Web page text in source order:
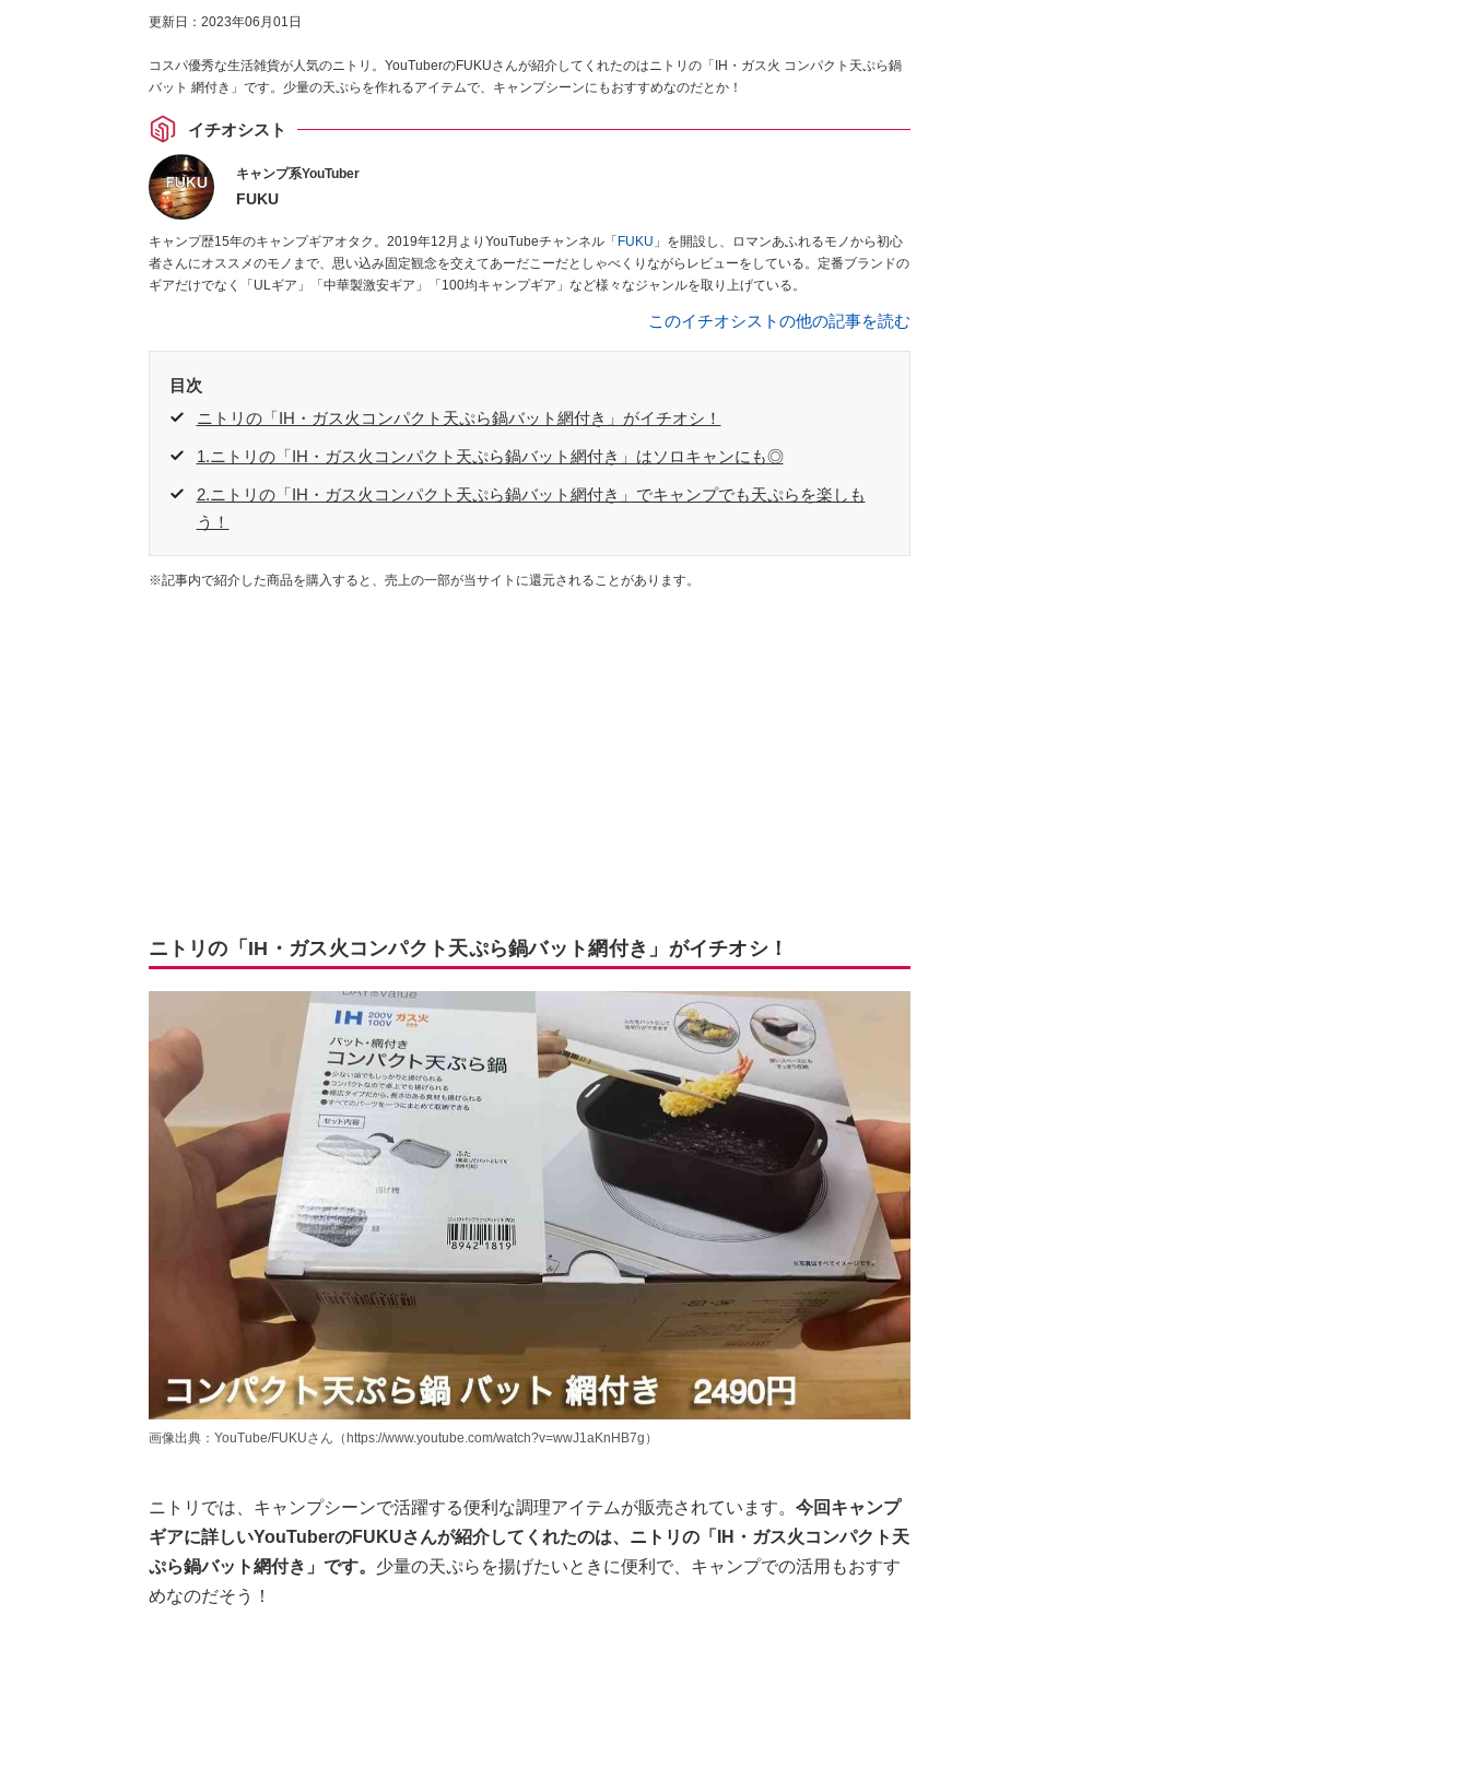
更新日： 2023年06月01日
コスパ優秀な生活雑貨が人気のニトリ。YouTuberのFUKUさんが紹介してくれたのはニトリの「IH・ガス火 コンパクト天ぷら鍋
バット 網付き」です。少量の天ぷらを作れるアイテムで、キャンプシーンにもおすすめなのだとか！
イチオシスト
キャンプ系YouTuber
FUKU
キャンプ歴15年のキャンプギアオタク。2019年12月よりYouTubeチャンネル「 FUKU 」を開設し、ロマンあふれるモノから初心
者さんにオススメのモノまで、思い込み固定観念を交えてあーだこーだとしゃべくりながらレビューをしている。定番ブランドの
ギアだけでなく「ULギア」「中華製激安ギア」「100均キャンプギア」など様々なジャンルを取り上げている。
このイチオシストの他の記事を読む
目次
ニトリの「IH・ガス火コンパクト天ぷら鍋バット網付き」がイチオシ！
1.ニトリの「IH・ガス火コンパクト天ぷら鍋バット網付き」はソロキャンにも◎
2.ニトリの「IH・ガス火コンパクト天ぷら鍋バット網付き」でキャンプでも天ぷらを楽しも
う！
※記事内で紹介した商品を購入すると、売上の一部が当サイトに還元されることがあります。
ニトリの「IH・ガス火コンパクト天ぷら鍋バット網付き」がイチオシ！
画像出典：YouTube/FUKUさん（https://www.youtube.com/watch?v=wwJ1aKnHB7g）
ニトリでは、キャンプシーンで活躍する便利な調理アイテムが販売されています。 今回キャンプ
ギアに詳しいYouTuberのFUKUさんが紹介してくれたのは、ニトリの「IH・ガス火コンパクト天
ぷら鍋バット網付き」です。 少量の天ぷらを揚げたいときに便利で、キャンプでの活用もおすす
めなのだそう！